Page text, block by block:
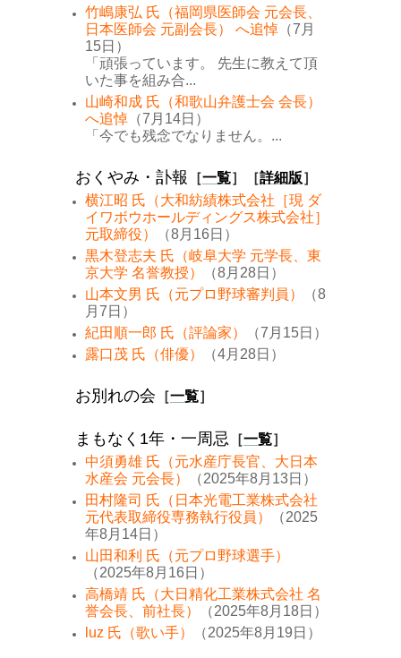
竹嶋康弘 氏（福岡県医師会 元会長、
日本医師会 元副会長） へ追悼 （7月
15日）
「頑張っています。 先生に教えて頂
いた事を組み合...
山崎和成 氏（和歌山弁護士会 会長）
へ追悼 （7月14日）
「今でも残念でなりません。...
おくやみ・訃報 ［一覧］［詳細版］
横江昭 氏（大和紡績株式会社［現 ダ
イワボウホールディングス株式会社］
元取締役）
（8月16日）
黒木登志夫 氏（岐阜大学 元学長、東
京大学 名誉教授）
（8月28日）
山本文男 氏（元プロ野球審判員）
（8
月7日）
紀田順一郎 氏（評論家）
（7月15日）
露口茂 氏（俳優）
（4月28日）
お別れの会 ［一覧］
まもなく1年・一周忌 ［一覧］
中須勇雄 氏（元水産庁長官、大日本
水産会 元会長）
（2025年8月13日）
田村隆司 氏（日本光電工業株式会社
元代表取締役専務執行役員）
（2025
年8月14日）
山田和利 氏（元プロ野球選手）
（2025年8月16日）
高橋靖 氏（大日精化工業株式会社 名
誉会長、前社長）
（2025年8月18日）
luz 氏（歌い手）
（2025年8月19日）